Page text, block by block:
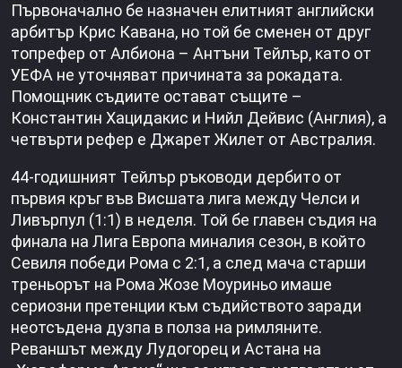
Първоначално бе назначен елитният английски
арбитър Крис Кавана, но той бе сменен от друг
топрефер от Албиона – Антъни Тейлър, като от
УЕФА не уточняват причината за рокадата.
Помощник съдиите остават същите –
Константин Хацидакис и Нийл Дейвис (Англия), а
четвърти рефер е Джарет Жилет от Австралия.
44-годишният Тейлър ръководи дербито от
първия кръг във Висшата лига между Челси и
Ливърпул (1:1) в неделя. Той бе главен съдия на
финала на Лига Европа миналия сезон, в който
Севиля победи Рома с 2:1, а след мача старши
треньорът на Рома Жозе Моуриньо имаше
сериозни претенции към съдийството заради
неотсъдена дузпа в полза на римляните.
Реваншът между Лудогорец и Астана на